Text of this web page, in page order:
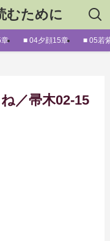
むために
■ 04夕顔15章 ■ 05若
／帚木02-15